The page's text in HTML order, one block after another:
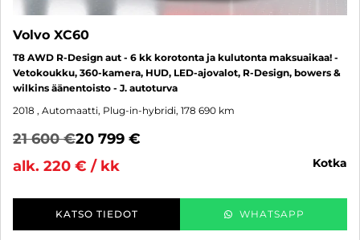
Volvo XC60
T8 AWD R-Design aut - 6 kk korotonta ja kulutonta maksuaikaa! -
Vetokoukku, 360-kamera, HUD, LED-ajovalot, R-Design, bowers &
wilkins äänentoisto - J. autoturva
2018 , Automaatti, Plug-in-hybridi, 178 690 km
21 600 €20 799 €
alk. 220 € / kk
kotka
KATSO TIEDOT WHATSAPP